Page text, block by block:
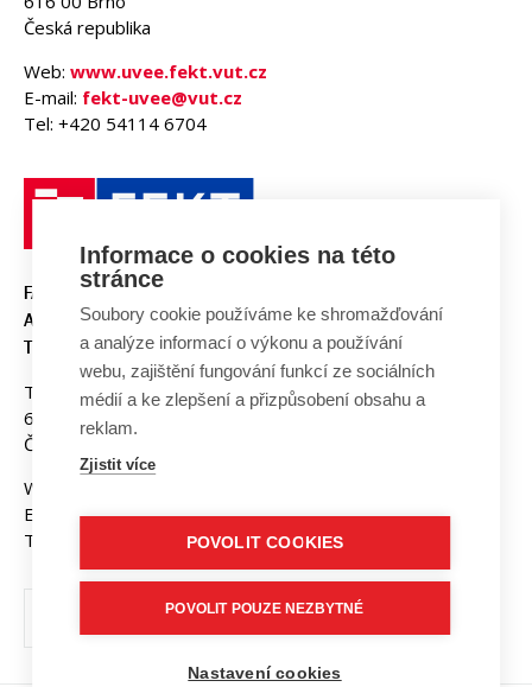
Česká republika
Web: www.uvee.fekt.vut.cz
E-mail: fekt-uvee@vut.cz
Tel: +420 54114 6704
FAKULTA ELEKTROTECHNIKY
A KOMUNIKAČNÍCH
TECHNOLOGIÍ, VUT V BRNĚ
Technická 3058/10
616 00 Brno
Česká republika
Web:
E-mail:fekt-info@vut.cz
Tel: +420 541 141 111
Informace o cookies na této
stránce
Soubory cookie používáme ke shromažďování
a analýze informací o výkonu a používání
webu, zajištění fungování funkcí ze sociálních
médií a ke zlepšení a přizpůsobení obsahu a
reklam.
Zjistit více
POVOLIT COOKIES
POVOLIT POUZE NEZBYTNÉ
Nastavení cookies